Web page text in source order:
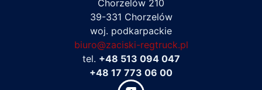
Chorzelów 210
39-331 Chorzelów
woj. podkarpackie
biuro@zaciski-regtruck.pl
tel. +48 513 094 047
+48 17 773 06 00